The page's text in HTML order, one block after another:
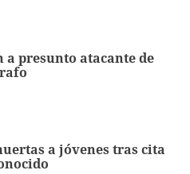
a presunto atacante de
a jóvenes tras cita